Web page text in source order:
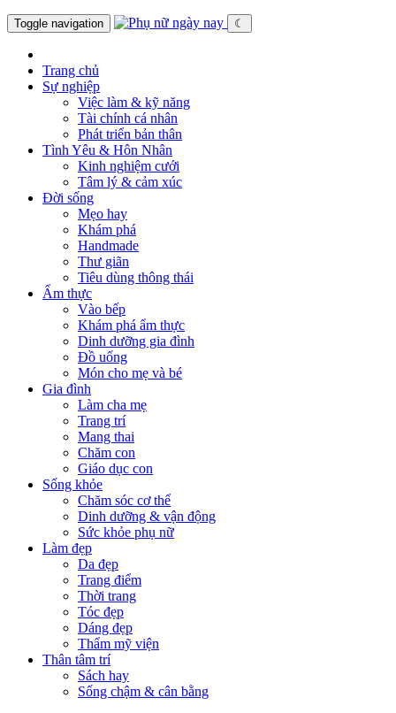
Toggle navigation ☾
Trang chủ
Sự nghiệp
Việc làm & kỹ năng
Tài chính cá nhân
Phát triển bản thân
Tình Yêu & Hôn Nhân
Kinh nghiệm cưới
Tâm lý & cảm xúc
Đời sống
Mẹo hay
Khám phá
Handmade
Thư giãn
Tiêu dùng thông thái
Ẩm thực
Vào bếp
Khám phá ẩm thực
Dinh dưỡng gia đình
Đồ uống
Món cho mẹ và bé
Gia đình
Làm cha mẹ
Trang trí
Mang thai
Chăm con
Giáo dục con
Sống khỏe
Chăm sóc cơ thể
Dinh dưỡng & vận động
Sức khỏe phụ nữ
Làm đẹp
Da đẹp
Trang điểm
Thời trang
Tóc đẹp
Dáng đẹp
Thẩm mỹ viện
Thân tâm trí
Sách hay
Sống chậm & cân bằng